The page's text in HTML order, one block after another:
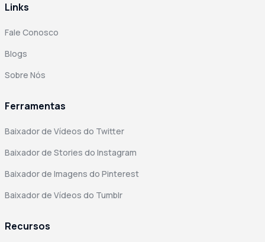
Links
Fale Conosco
Blogs
Sobre Nós
Ferramentas
Baixador de Vídeos do Twitter
Baixador de Stories do Instagram
Baixador de Imagens do Pinterest
Baixador de Vídeos do Tumblr
Recursos